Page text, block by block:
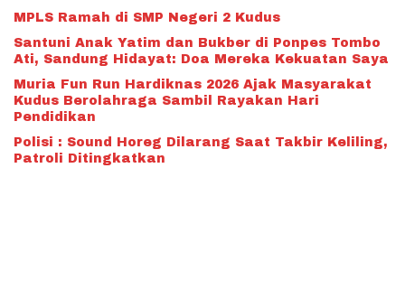
MPLS Ramah di SMP Negeri 2 Kudus
Santuni Anak Yatim dan Bukber di Ponpes Tombo
Ati, Sandung Hidayat: Doa Mereka Kekuatan Saya
Muria Fun Run Hardiknas 2026 Ajak Masyarakat
Kudus Berolahraga Sambil Rayakan Hari
Pendidikan
Polisi : Sound Horeg Dilarang Saat Takbir Keliling,
Patroli Ditingkatkan